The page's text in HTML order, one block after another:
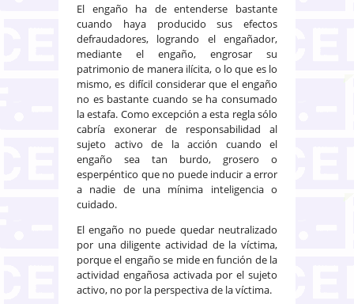
El engaño ha de entenderse bastante
cuando haya producido sus efectos
defraudadores, logrando el engañador,
mediante el engaño, engrosar su
patrimonio de manera ilícita, o lo que es lo
mismo, es difícil considerar que el engaño
no es bastante cuando se ha consumado
la estafa. Como excepción a esta regla sólo
cabría exonerar de responsabilidad al
sujeto activo de la acción cuando el
engaño sea tan burdo, grosero o
esperpéntico que no puede inducir a error
a nadie de una mínima inteligencia o
cuidado.
El engaño no puede quedar neutralizado
por una diligente actividad de la víctima,
porque el engaño se mide en función de la
actividad engañosa activada por el sujeto
activo, no por la perspectiva de la víctima.